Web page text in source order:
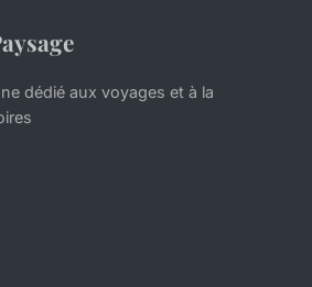
dédié aux voyages et à la